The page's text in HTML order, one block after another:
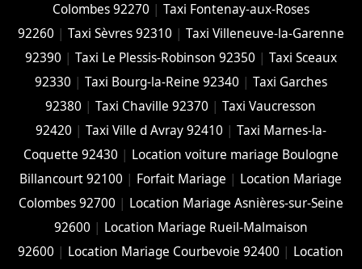
Colombes 92270 | Taxi Fontenay-aux-Roses
92260 | Taxi Sèvres 92310 | Taxi Villeneuve-la-Garenne
92390 | Taxi Le Plessis-Robinson 92350 | Taxi Sceaux
92330 | Taxi Bourg-la-Reine 92340 | Taxi Garches
92380 |Taxi Chaville 92370 |Taxi Vaucresson
92420 | Taxi Ville d Avray 92410 | Taxi Marnes-la-
Coquette 92430 | Location voiture mariage Boulogne
Billancourt 92100 | Forfait Mariage | Location Mariage
Colombes 92700 | Location Mariage Asnières-sur-Seine
92600 | Location Mariage Rueil-Malmaison
92600 | Location Mariage Courbevoie 92400 | Location